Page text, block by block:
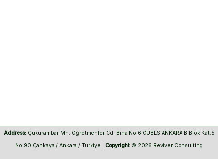
Address: Çukurambar Mh. Öğretmenler Cd. Bina No:6 CUBES ANKARA B Blok Kat:5
No:90 Çankaya / Ankara / Turkiye | Copyright © 2026 Reviver Consulting